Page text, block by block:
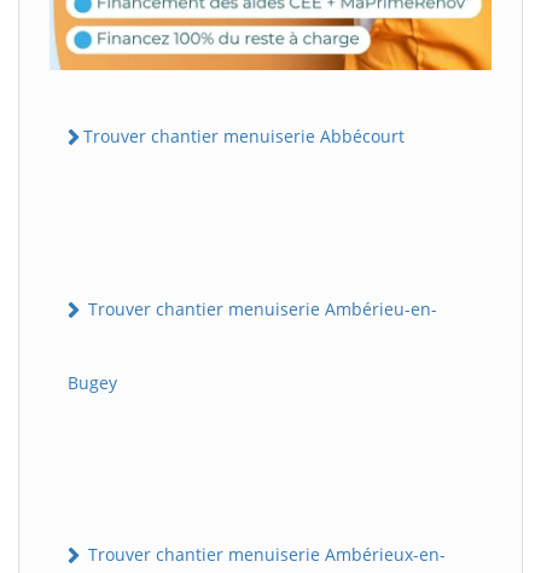
Trouver chantier menuiserie Abbécourt
Trouver chantier menuiserie Ambérieu-en-
Bugey
Trouver chantier menuiserie Ambérieux-en-